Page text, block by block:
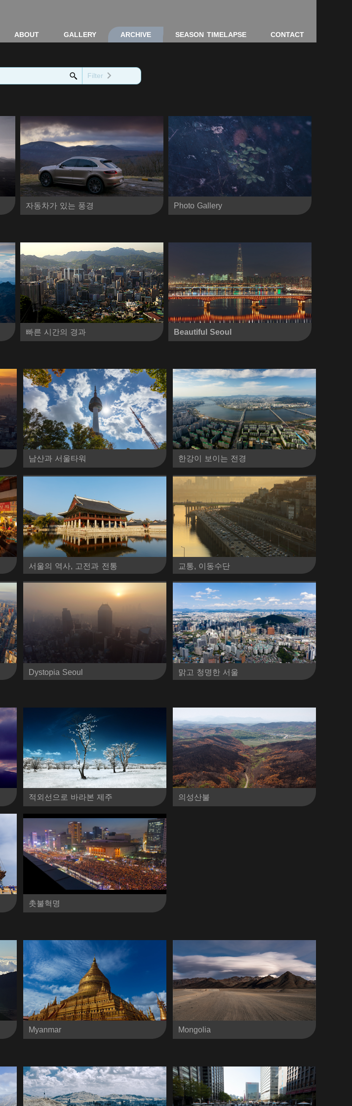
ABOUT GALLERY ARCHIVE SEASON TIMELAPSE CONTACT
Filter
자동차가 있는 풍경 Photo Gallery
빠른 시간의 경과 Beautiful Seoul
남산과 서울타워 한강이 보이는 전경
서울의 역사, 고전과 전통 교통, 이동수단
Dystopia Seoul 맑고 청명한 서울
적외선으로 바라본 제주 의성산불
촛불혁명
Myanmar Mongolia